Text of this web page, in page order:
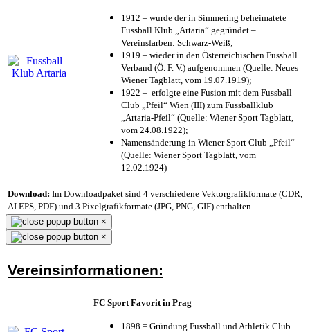
1912 – wurde der in Simmering beheimatete
Fussball Klub „Artaria“ gegründet –
Vereinsfarben: Schwarz-Weiß;
1919 – wieder in den Österreichischen Fussball
Verband (Ö. F. V.) aufgenommen (Quelle: Neues
Wiener Tagblatt, vom 19.07.1919);
1922 – erfolgte eine Fusion mit dem Fussball
Club „Pfeil“ Wien (III) zum Fussballklub
„Artaria-Pfeil“ (Quelle: Wiener Sport Tagblatt,
vom 24.08.1922);
Namensänderung in Wiener Sport Club „Pfeil“
(Quelle: Wiener Sport Tagblatt, vom
12.02.1924)
Download: Im Downloadpaket sind 4 verschiedene Vektorgrafikformate (CDR,
AI EPS, PDF) und 3 Pixelgrafikformate (JPG, PNG, GIF) enthalten.
×
×
Vereinsinformationen:
FC Sport Favorit in Prag
1898 = Gründung Fussball und Athletik Club